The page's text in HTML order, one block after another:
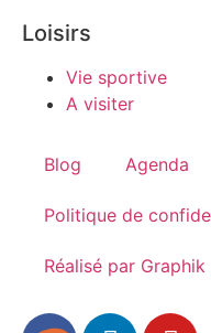
Loisirs
Vie sportive
A visiter
Blog Agenda
Politique de
Réalisé par